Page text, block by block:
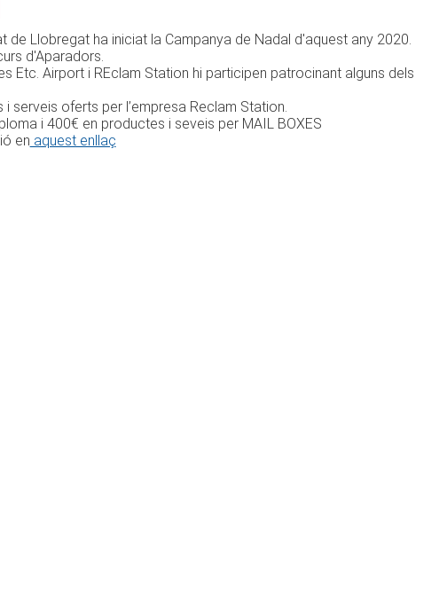
de Llobregat ha iniciat la Campanya de Nadal d'aquest any 2020.
d'Aparadors.
Etc. Airport i REclam Station hi participen patrocinant alguns dels
serveis oferts per l’empresa Reclam Station.
i 400€ en productes i seveis per MAIL BOXES
en aquest enllaç